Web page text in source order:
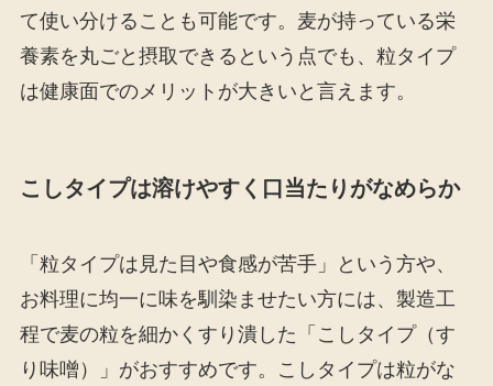
て使い分けることも可能です。麦が持っている栄
養素を丸ごと摂取できるという点でも、粒タイプ
は健康面でのメリットが大きいと言えます。
こしタイプは溶けやすく口当たりがなめらか
「粒タイプは見た目や食感が苦手」という方や、
お料理に均一に味を馴染ませたい方には、製造工
程で麦の粒を細かくすり潰した「こしタイプ（す
り味噌）」がおすすめです。こしタイプは粒がな